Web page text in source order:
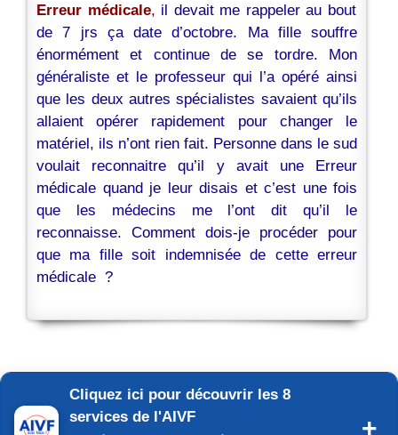
Erreur médicale, il devait me rappeler au bout
de 7 jrs ça date d’octobre. Ma fille souffre
énormément et continue de se tordre. Mon
généraliste et le professeur qui l’a opéré ainsi
que les deux autres spécialistes savaient qu’ils
allaient opérer rapidement pour changer le
matériel, ils n’ont rien fait. Personne dans le sud
voulait reconnaitre qu’il y avait une Erreur
médicale quand je leur disais et c’est une fois
que les médecins me l’ont dit qu’il le
reconnaisse. Comment dois-je procéder pour
que ma fille soit indemnisée de cette erreur
médicale ?
Cliquez ici pour découvrir les 8
services de l'AIVF